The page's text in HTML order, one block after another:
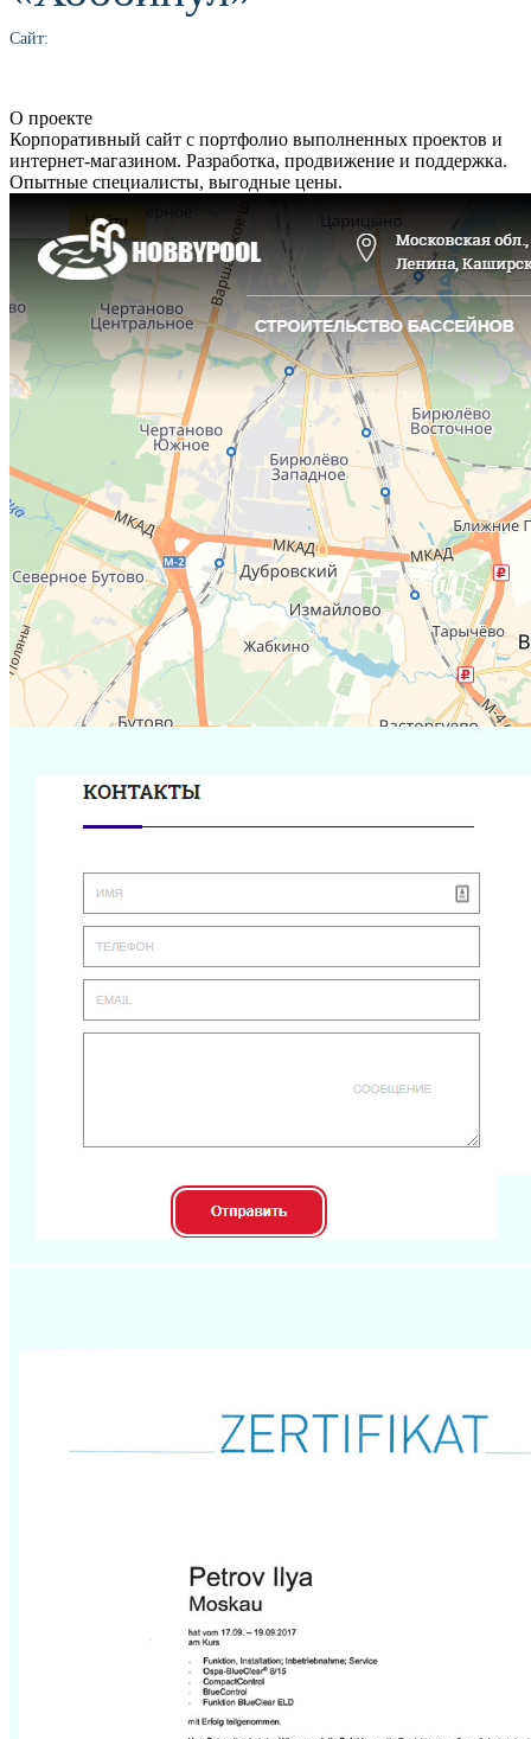
Сайт:
О проекте
Корпоративный сайт с портфолио выполненных проектов и
интернет-магазином. Разработка, продвижение и поддержка.
Опытные специалисты, выгодные цены.